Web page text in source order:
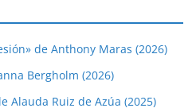
de Anthony Maras (2026)
Bergholm (2026)
Alauda Ruiz de Azúa (2025)